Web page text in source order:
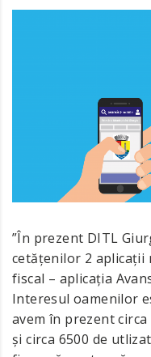
”În prezent DITL
cetățenilor 2 aplicații
fiscal – aplicația
Interesul oamenilor
avem în prezent
și circa 6500 de